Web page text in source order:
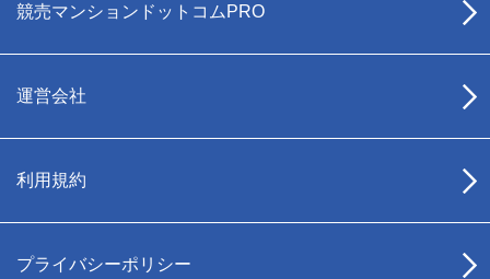
競売マンションドットコムPRO
運営会社
利用規約
プライバシーポリシー